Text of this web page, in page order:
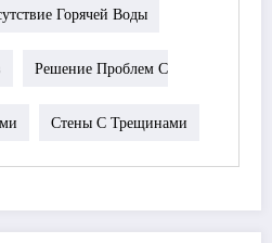
Горячей Воды
Решение Проблем С
Стены С Трещинами